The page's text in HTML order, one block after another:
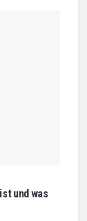
und was